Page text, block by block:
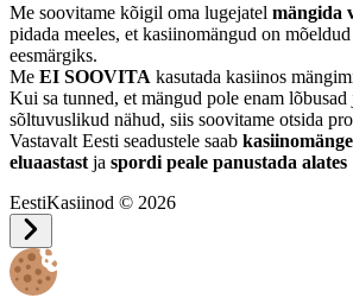
Me soovitame kõigil oma lugejatel mängida
pidada meeles, et kasiinomängud on
eesmärgiks.
Me EI SOOVITA kasutada kasiinos
Kui sa tunned, et mängud pole enam
sõltuvuslikud nähud, siis soovitame otsida
Vastavalt Eesti seadustele saab
eluaastast ja spordi peale panustada alates
EestiKasiinod © 2026